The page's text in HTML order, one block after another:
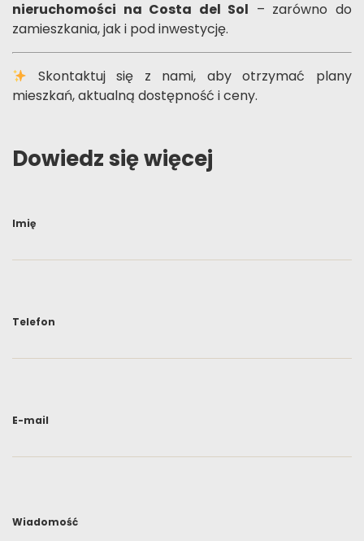
Dowiedz się więcej
Imię
Telefon
E-mail
Wiadomość
nieruchomości na Costa del Sol – zarówno do
zamieszkania, jak i pod inwestycję.
Skontaktuj się z nami, aby otrzymać plany
mieszkań, aktualną dostępność i ceny.